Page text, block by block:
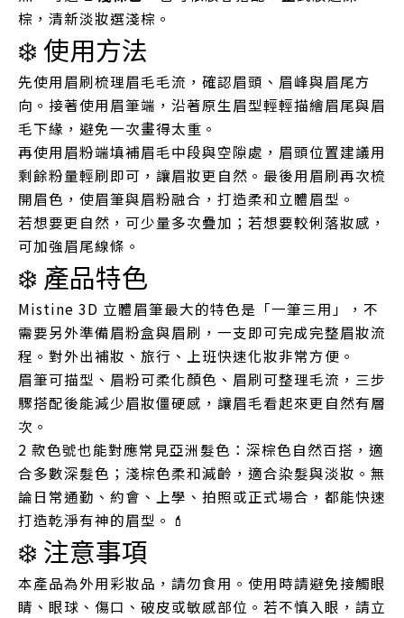
棕，清新淡妝選淺棕。
❄️ 使用方法
先使用眉刷梳理眉毛毛流，確認眉頭、眉峰與眉尾方
向。接著使用眉筆端，沿著原生眉型輕輕描繪眉尾與眉
毛下緣，避免一次畫得太重。
再使用眉粉端填補眉毛中段與空隙處，眉頭位置建議用
剩餘粉量輕刷即可，讓眉妝更自然。最後用眉刷再次梳
開眉色，使眉筆與眉粉融合，打造柔和立體眉型。
若想要更自然，可少量多次疊加；若想要較俐落妝感，
可加強眉尾線條。
❄️ 產品特色
Mistine 3D 立體眉筆最大的特色是「一筆三用」，不
需要另外準備眉粉盒與眉刷，一支即可完成完整眉妝流
程。對外出補妝、旅行、上班快速化妝非常方便。
眉筆可描型、眉粉可柔化顏色、眉刷可整理毛流，三步
驟搭配後能減少眉妝僵硬感，讓眉毛看起來更自然有層
次。
2 款色號也能對應常見亞洲髮色：深棕色自然百搭，適
合多數深髮色；淺棕色柔和減齡，適合染髮與淡妝。無
論日常通勤、約會、上學、拍照或正式場合，都能快速
打造乾淨有神的眉型。💄
❄️ 注意事項
本產品為外用彩妝品，請勿食用。使用時請避免接觸眼
睛、眼球、傷口、破皮或敏感部位。若不慎入眼，請立